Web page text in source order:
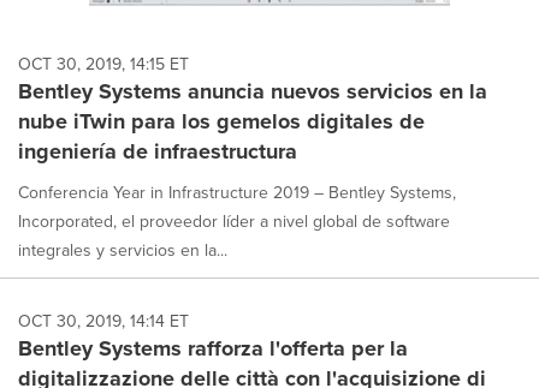
OCT 30, 2019, 14:15 ET
Bentley Systems anuncia nuevos servicios en la
nube iTwin para los gemelos digitales de
ingeniería de infraestructura
Conferencia Year in Infrastructure 2019 – Bentley Systems,
Incorporated, el proveedor líder a nivel global de software
integrales y servicios en la...
OCT 30, 2019, 14:14 ET
Bentley Systems rafforza l'offerta per la
digitalizzazione delle città con l'acquisizione di